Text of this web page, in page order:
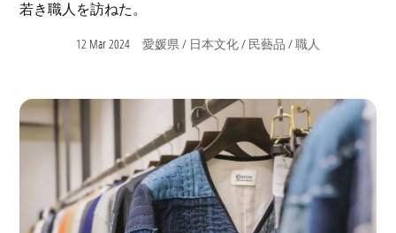
若き職人を訪ねた。
12 Mar 2024 愛媛県 / 日本文化/ 民藝品 /職人